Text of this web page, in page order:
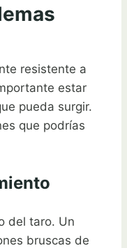
resistente a
estar
pueda surgir.
que podrías
del taro. Un
bruscas de